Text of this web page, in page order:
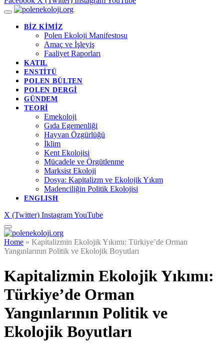
BİZ KİMİZ
Polen Ekoloji Manifestosu
Amaç ve İşleyiş
Faaliyet Raporları
KATIL
ENSTİTÜ
POLEN BÜLTEN
POLEN DERGİ
GÜNDEM
TEORİ
Emekoloji
Gıda Egemenliği
Hayvan Özgürlüğü
İklim
Kent Ekolojisi
Mücadele ve Örgütlenme
Marksist Ekoloji
Dosya: Kapitalizm ve Ekolojik Yıkım
Madenciliğin Politik Ekolojisi
ENGLISH
X (Twitter) InstagramYouTube
Home » Kapitalizmin Ekolojik Yıkımı: Türkiye’de Orman
Yangınlarının Politik ve Ekolojik Boyutları
Kapitalizmin Ekolojik Yıkımı:
Türkiye’de Orman
Yangınlarının Politik ve
Ekolojik Boyutları